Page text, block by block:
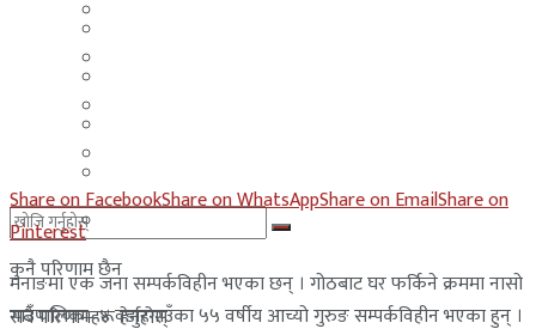
कुनै परिणाम छैन
सबै परिणामहरू हेर्नुहोस्
Share on FacebookShare on WhatsAppShare on EmailShare on
Pinterest
मनाङमा एक जना सम्पर्कविहीन भएका छन् । गोठबाट घर फर्किने क्रममा नासो
गाउँपालिका–४ वडारगाउँका ५५ वर्षीय आच्यो गुरुङ सम्पर्कविहीन भएका हुन् ।